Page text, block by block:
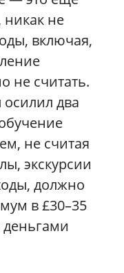
никак не
включая,
не считать.
два
не считая
экскурсии
должно
в £30–35